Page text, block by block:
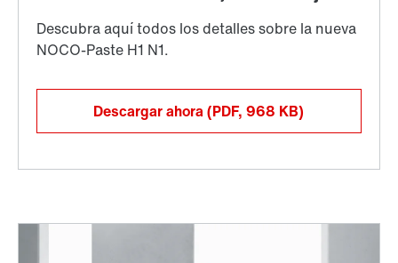
Descargar ahora(PDF, 968 KB)